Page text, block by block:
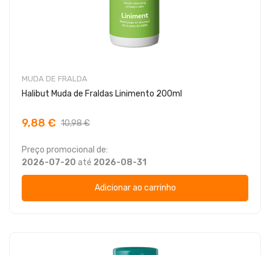
MUDA DE FRALDA
Halibut Muda de Fraldas Linimento 200ml
9,88 € 10,98 €
Preço promocional de:
2026-07-20 até 2026-08-31
Adicionar ao carrinho